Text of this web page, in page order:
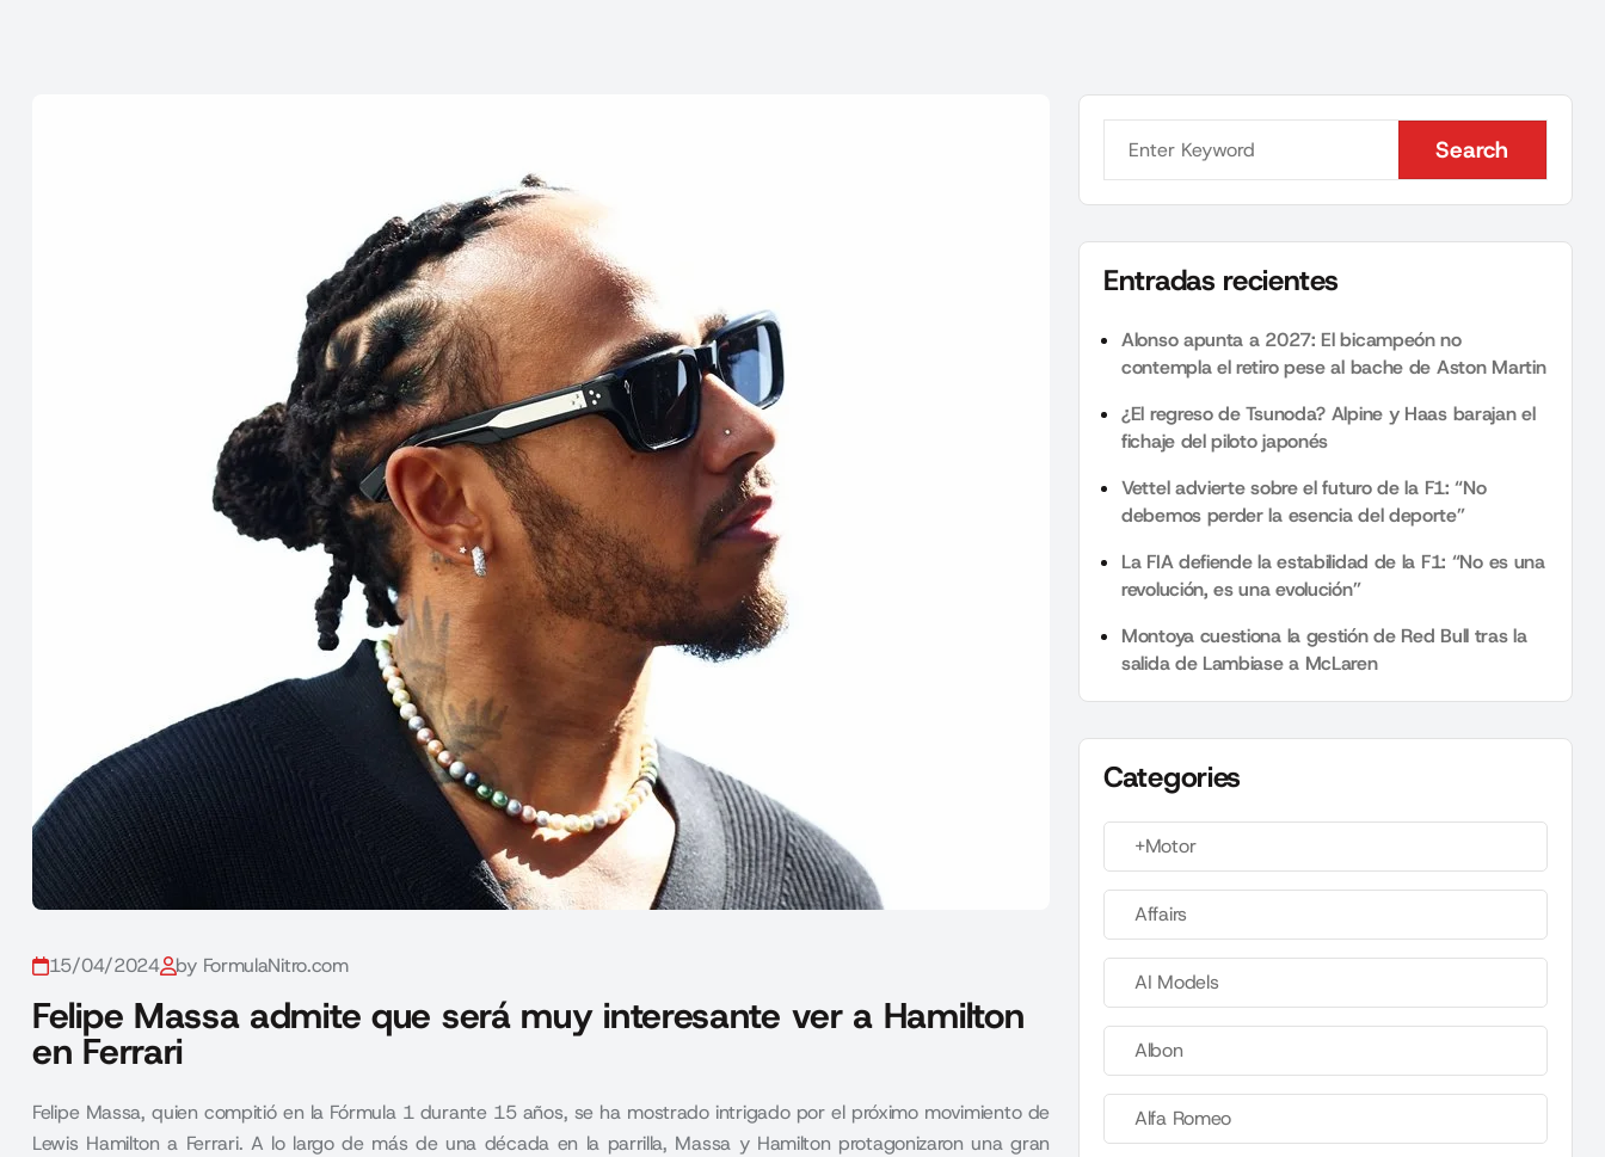
15/04/2024 by FormulaNitro.com
Felipe Massa admite que será muy interesante ver a Hamilton
en Ferrari
Felipe Massa, quien compitió en la Fórmula 1 durante 15 años, se ha mostrado intrigado por el próximo movimiento de
Lewis Hamilton a Ferrari. A lo largo de más de una década en la parrilla, Massa y Hamilton protagonizaron una gran
Search
Search
Entradas recientes
Alonso apunta a 2027: El bicampeón no
contempla el retiro pese al bache de Aston Martin
¿El regreso de Tsunoda? Alpine y Haas barajan el
fichaje del piloto japonés
Vettel advierte sobre el futuro de la F1: “No
debemos perder la esencia del deporte”
La FIA defiende la estabilidad de la F1: “No es una
revolución, es una evolución”
Montoya cuestiona la gestión de Red Bull tras la
salida de Lambiase a McLaren
Categories
+Motor
Affairs
AI Models
Albon
Alfa Romeo